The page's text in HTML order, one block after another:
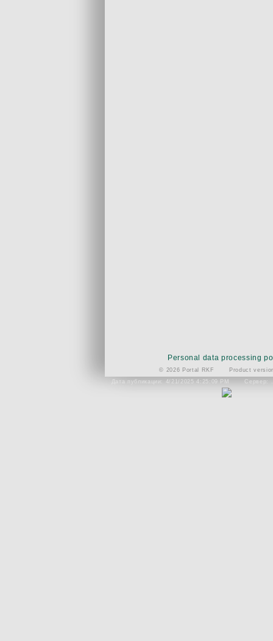
Personal data processing
© 2026 Portal RKF
Product
Дата публикации: 4/21/2025 4:25:09 PM
Сервер: